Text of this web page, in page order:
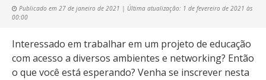
Publicado em 27 de janeiro de 2021 | Última atualização: 1 de fevereiro de 2021 às
00:00
Interessado em trabalhar em um projeto de educação
com acesso a diversos ambientes e networking? Então
o que você está esperando? Venha se inscrever nesta